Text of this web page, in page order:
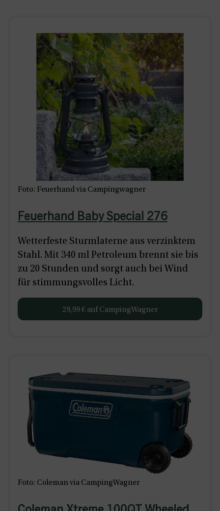
Foto: Feuerhand via Campingwagner
Feuerhand Baby Special 276
Wetterfeste Sturmlaterne aus verzinktem
Stahl. Mit 340 ml Petroleum brennt sie bis
zu 20 Stunden und sorgt auch bei Wind
für stimmungsvolles Licht.
29,99 € auf CampingWagner
Foto: Coleman via CampingWagner